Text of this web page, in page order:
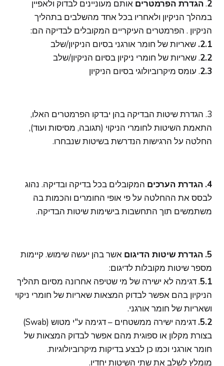
2
.הגדרת הפרמטרים אותם מעוניינים לבדוק ולאפיין
במהלך הניקיון ולאחריו בכל אחד מהשלבים בתהליך
הניקיון . הפרמטרים העיקריים המקובלים לבדיקה הם:
2.1. שאריות של חומר אורגני בסיום הניקיון/שלב
2.2. שאריות של חומרי ניקיון בסיום הניקיון/שלב
2.3. עומס מיקרוביולוגי בסיום הניקיון
3. הגדרת שיטות הבדיקה בהן יבדקו הפרמטרים האלו,
התאמת השיטות לחומרי הניקוי (תגובה, מסיסות ועוד),
החלטה על הרגישות הנדרשת בשיטות שנבחרו.
4. הגדרת הערכים המקובלים בכל בדיקה ובדיקה. נהוג
לבסס את ההחלטה על פי אופי החומרים והכמות בה
משתמשים תוך התחשבות בישימות שיטות הבדיקה.
5. הגדרת שיטות הדיגום אשר בהן יעשה שימוש. קיימות
מספר שיטות מקובלות לדיגום:
5.1. דגימה לא ישירה של מי שטיפה אחרונה מסיום תהליך
הניקיון בהם אפשר לבדוק המצאות שאריות של חומרי ניקוי
ושאריות של חומר אורגני.
5.2.
דגימה ישירה ממשטחים – דגימה ע"י מטוש (Swab)
בצורת מקלון או ספוגית מהם אפשר לבדוק המצאות של
חומר אורגני וכמו כן לבצע בדיקות מיקרוביולוגיות.
מומלץ לשלב את שתי השיטות יחדיו.